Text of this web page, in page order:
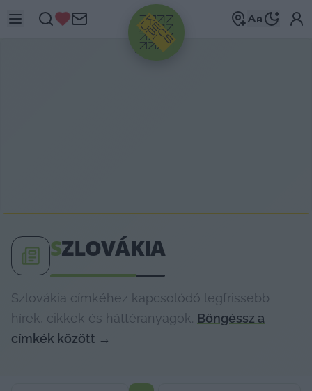
HIRDETÉS
SZLOVÁKIA
Szlovákia címkéhez kapcsolódó legfrissebb
hírek, cikkek és háttéranyagok. Böngéssz a
címkék között →